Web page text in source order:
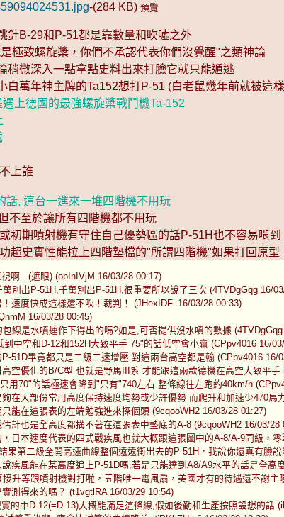
-(284 KB) 預覽
針B-29和P-51都是靠數量和吹噓之外
極致螺旋槳，你們不承認代表你們沒覺醒"之類神論
稍微深入一點拿點史料出來打臉它就只能遁逃
白萬年神主牌的Ta152想打P-51 (白老鼠幾年前就被這樣
上德國的最強螺旋槳戰鬥機Ta-152
上誰
話, 這台一進來一堆四階機不用玩
不至於讓所有四階機都不用玩
初期噴射機有守住自己優勢區的話P-51H也不容易啃到
超史實性能拉上四階墊檔的"所謂四階機"如果打回原型
啊...(遮眼) (opInIVjM 16/03/28 00:17)
別出P-51H,千萬別出P-51H,很重要所以說了三次 (4TVDgGqg 16/
速度快成這樣還不吹！裁判！ (JHexIDF. 16/03/28 00:33)
16/03/28 00:45)
線是水噴運作下得出的嗎?如是,可否提供沒水噴的數據
中空和D-12和152H大致平手 75"的話低空會小贏 (CPpv4016 16/
51D畢竟都只是二級二速增壓 對這兩台高空都是輸 (CPpv4016 16/
空優化的B/C型 也就是野馬III系 才能跟這兩款德機在高空大致平手
用70"的話極速會降到"只有"740左右 整條線往左跑約40km/h
在大部份常用高度保持速度均勢或少許優勢 而爬升和加速少470馬
能在這張表的左端勉強進來探個頭 (9cqooWH2 16/03/28 01:27)
計也是全高度都搆不著在這張表中墊底的A-8 (9cqooWH2 16/03/28
日本速度代表的四式戰疾風也就大概跟這張圖中的A-8/A-9同級，
果第二級全開高速曲線整個遠遠衝出去的P-51H，我說你還真有臉
疾風能在某高度追上P-51D嗎,若是只能達到A8/A9水平的話是全高
升等跟噴射機對打啦，五階唯一電風扇，美國才有的待遇還不謝主
測得來的嗎？ (t1vgtlRA 16/03/29 10:54)
的中D-12(=D-13)大概能滿足這條線,假如後勤和生產按照設想的話